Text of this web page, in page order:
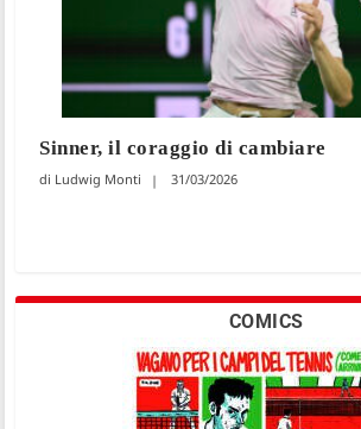
Sinner, il coraggio di cambiare
Ludwig Monti 31/03/2026
COMICS